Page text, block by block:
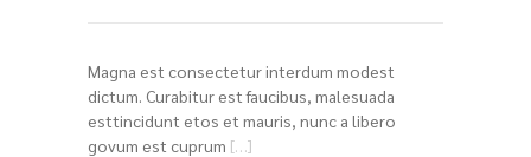
Magna est consectetur interdum modest
dictum. Curabitur est faucibus, malesuada
esttincidunt etos et mauris, nunc a libero
govum est cuprum […]